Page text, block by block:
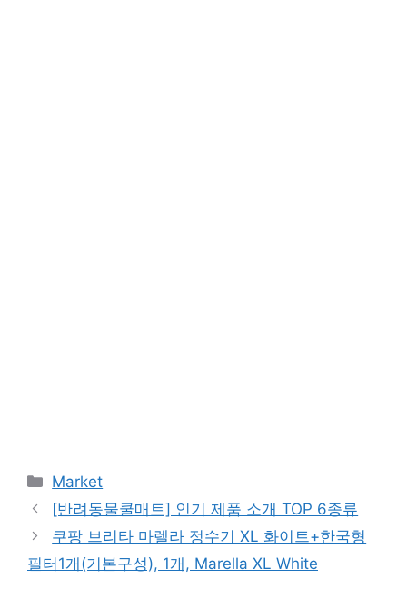
Categories
Market
[반려동물쿨매트] 인기 제품 소개 TOP 6종류
쿠팡 브리타 마렐라 정수기 XL 화이트+한국형
필터1개(기본구성), 1개, Marella XL White